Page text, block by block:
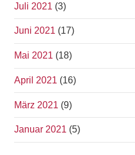
Juli 2021 (3)
Juni 2021 (17)
Mai 2021 (18)
April 2021 (16)
März 2021 (9)
Januar 2021 (5)